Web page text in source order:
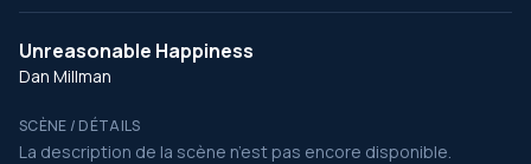
Unreasonable Happiness
Dan Millman
SCÈNE / DÉTAILS
La description de la scène n’est pas encore disponible.